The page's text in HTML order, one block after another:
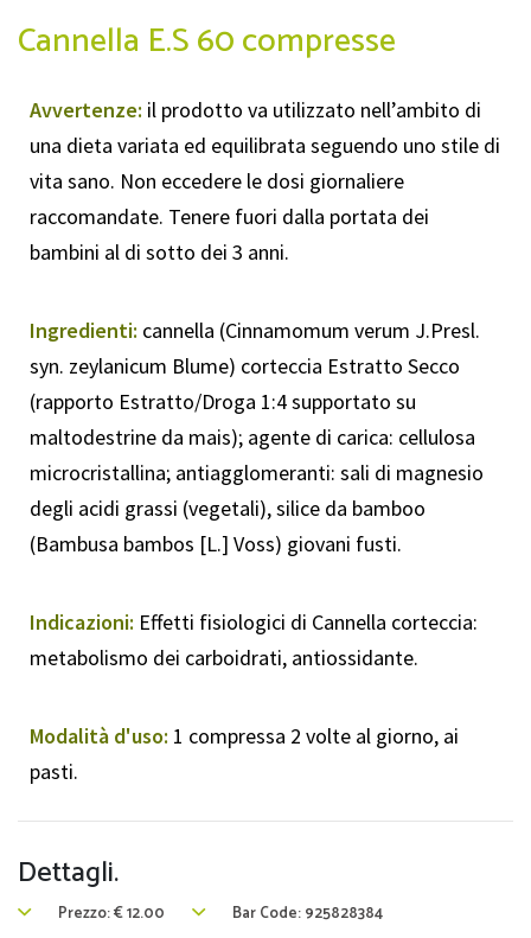
Cannella E.S 60 compresse
Avvertenze: il prodotto va utilizzato nell’ambito di
una dieta variata ed equilibrata seguendo uno stile di
vita sano. Non eccedere le dosi giornaliere
raccomandate. Tenere fuori dalla portata dei
bambini al di sotto dei 3 anni.
Ingredienti: cannella (Cinnamomum verum J.Presl.
syn. zeylanicum Blume) corteccia Estratto Secco
(rapporto Estratto/Droga 1:4 supportato su
maltodestrine da mais); agente di carica: cellulosa
microcristallina; antiagglomeranti: sali di magnesio
degli acidi grassi (vegetali), silice da bamboo
(Bambusa bambos [L.] Voss) giovani fusti.
Indicazioni: Effetti fisiologici di Cannella corteccia:
metabolismo dei carboidrati, antiossidante.
Modalità d'uso: 1 compressa 2 volte al giorno, ai
pasti.
Dettagli.
Prezzo:€12.00 Bar Code: 925828384